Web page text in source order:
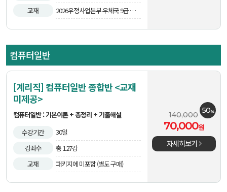
교재
2026우정사업본부 우체국 9급 계리
직 공무원 기출문제집외 4권
컴퓨터일반
[계리직] 컴퓨터일반 종합반 <교재
미제공>
컴퓨터일반 : 기본이론 + 총정리 + 기출해설
수강기간
30일
강좌수
총 127강
교재
패키지에 미포함 (별도 구매)
140,000 50%
70,000원
자세히보기